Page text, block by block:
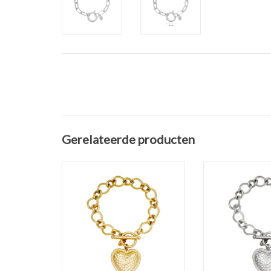
Gerelateerde producten
Plated "Hart"
* Maat: 16 cm
* Grootte Hart: 2,5 x 2,5 cm
TOEVOEGEN AAN WINKELWAGEN
Plated
* Maat:
* Grootte Hart:
TOEVOEGEN AAN